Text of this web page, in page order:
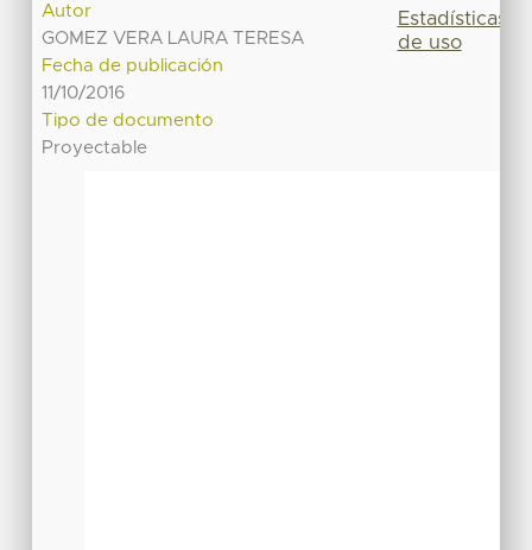
Autor
GOMEZ VERA LAURA TERESA
Fecha de publicación
11/10/2016
Tipo de documento
Proyectable
Estadísticas
de uso